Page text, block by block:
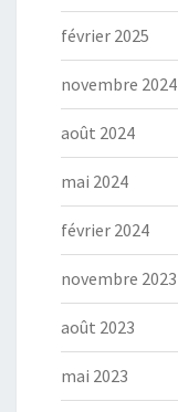
février 2025
novembre 2024
août 2024
mai 2024
février 2024
novembre 2023
août 2023
mai 2023